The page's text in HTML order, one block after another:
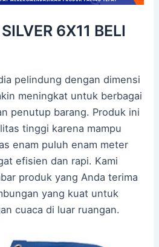
6X11 BELI
pelindung dengan dimensi
meningkat untuk berbagai
penutup barang. Produk ini
tinggi karena mampu
enam puluh enam meter
efisien dan rapi. Kami
produk yang Anda terima
yang kuat untuk
cuaca di luar ruangan.